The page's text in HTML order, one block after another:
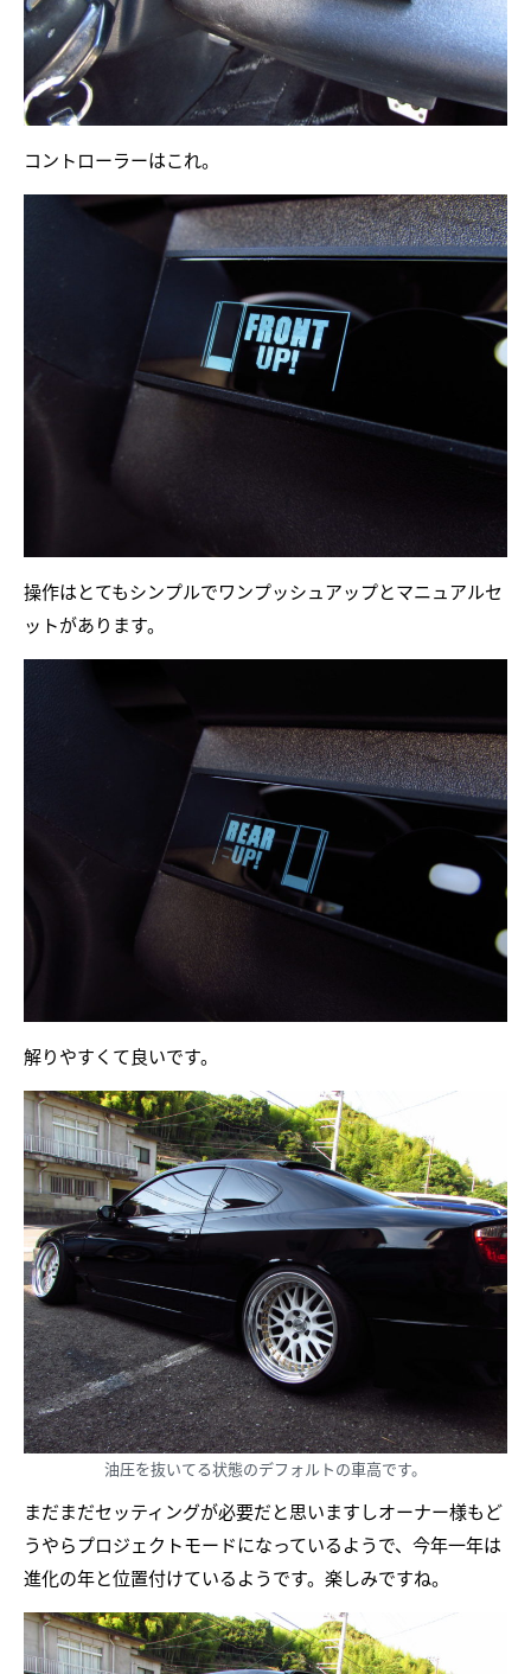
コントローラーはこれ。
操作はとてもシンプルでワンプッシュアップとマニュアルセ
ットがあります。
解りやすくて良いです。
油圧を抜いてる状態のデフォルトの車高です。
まだまだセッティングが必要だと思いますしオーナー様もど
うやらプロジェクトモードになっているようで、今年一年は
進化の年と位置付けているようです。楽しみですね。